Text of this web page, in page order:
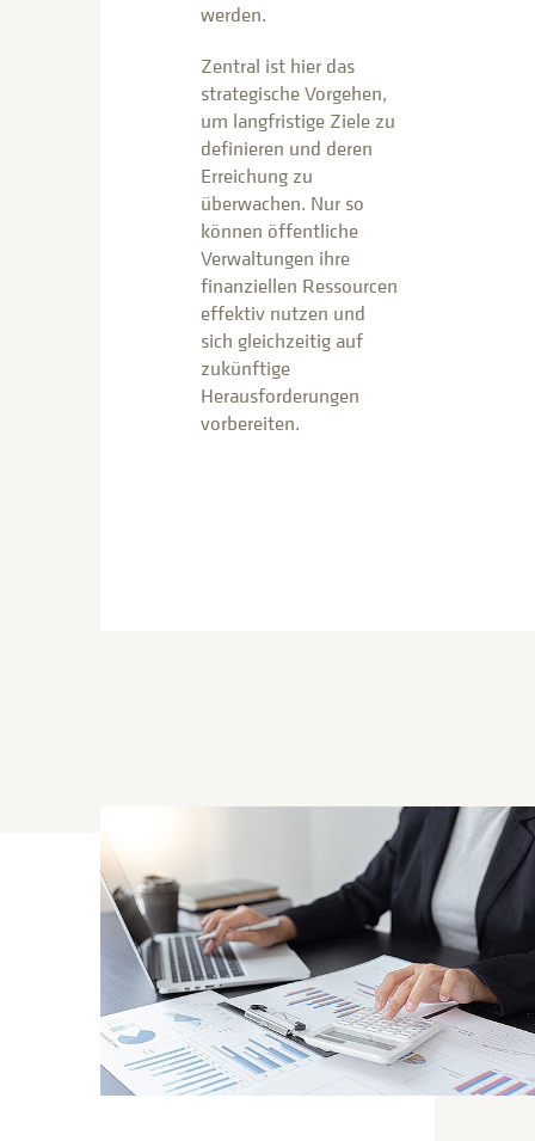
werden.
Zentral ist hier das
strategische Vorgehen,
um langfristige Ziele zu
definieren und deren
Erreichung zu
überwachen. Nur so
können öffentliche
Verwaltungen ihre
finanziellen Ressourcen
effektiv nutzen und
sich gleichzeitig auf
zukünftige
Herausforderungen
vorbereiten.